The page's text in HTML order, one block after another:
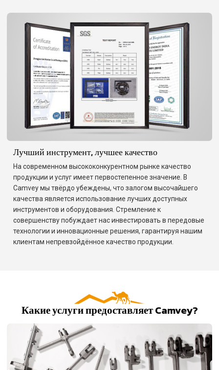
Лучший инструмент, лучшее качество
На современном высококонкурентном рынке качество
продукции и услуг имеет первостепенное значение. В
Camvey мы твёрдо убеждены, что залогом высочайшего
качества является использование лучших доступных
инструментов и оборудования. Стремление к
совершенству побуждает нас инвестировать в передовые
технологии и инновационные решения, гарантируя нашим
клиентам непревзойдённое качество продукции.
Какие услуги предоставляет Camvey?